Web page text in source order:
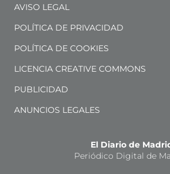
AVISO LEGAL
POLÍTICA DE PRIVACIDAD
POLÍTICA DE COOKIES
LICENCIA CREATIVE COMMONS
PUBLICIDAD
ANUNCIOS LEGALES
El Diario de
Periódico Digital de